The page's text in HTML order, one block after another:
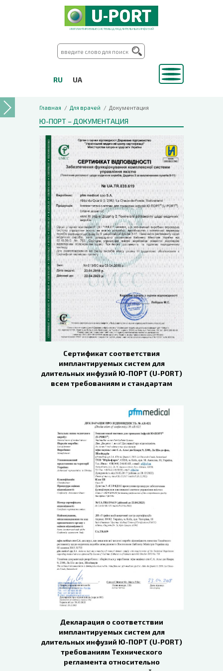
ИМПЛАНТИРУЕМЫЕ СИСТЕМЫ ДЛЯ ДЛИТЕЛЬНЫХ ИНФУЗИЙ
RU UA
Главная Для врачей Документация
Ю-ПОРТ – ДОКУМЕНТАЦИЯ
Сертификат соответствия
имплантируемых систем для
длительных инфузий Ю-ПОРТ (U-PORT)
всем требованиям и стандартам
Декларация о соответствии
имплантируемых систем для
длительных инфузий Ю-ПОРТ (U-PORT)
требованиям Технического
регламента относительно